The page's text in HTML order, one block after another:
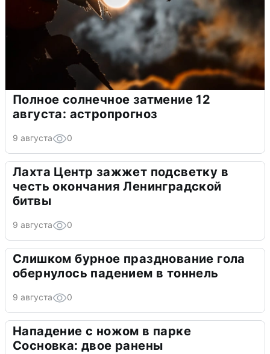
Полное солнечное затмение 12
августа: астропрогноз
9 августа 0
Лахта Центр зажжет подсветку в
честь окончания Ленинградской
битвы
9 августа 0
Слишком бурное празднование гола
обернулось падением в тоннель
9 августа 0
Нападение с ножом в парке
Сосновка: двое ранены